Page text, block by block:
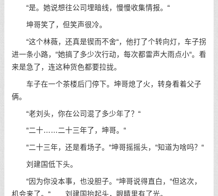
“是。她说想往公司埋暗线，慢慢收集情报。“
坤哥笑了，但笑声很冷。
“这个林薇，还真是锲而不舍“，他打了个转向灯，车子拐
进一条小路，“她搞了多少次行动，每次都雷声大雨点小“。看
来是急了，连这种货色都要拉拢。
车子在一个茶楼后门停下。坤哥熄了火，转身看着父子
俩。
“老刘头，你在公司混了多少年了？“
“二十……二十三年了，坤哥。“
“二十三年，还是看场子。“坤哥摇摇头，“知道为啥吗？“
刘建国低下头。
“因为你没本事，也没胆子。“坤哥说得直白，“但这次，
机会来了。“ 刘建国抬起头，眼睛里有了光。